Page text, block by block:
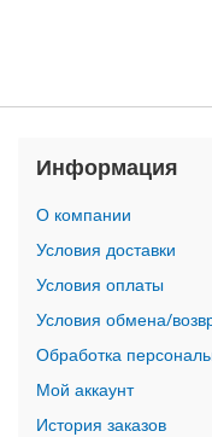
M
P
h
o
n
e
1
7
P
r
o
Информация
О компании
Условия доставки
Условия оплаты
Условия обмена/
Обработка
Мой аккаунт
История заказов